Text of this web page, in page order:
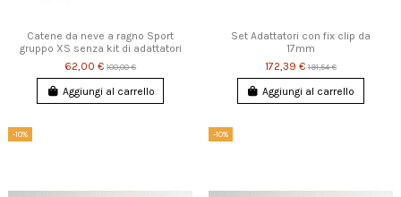
Catene da neve a ragno Sport
gruppo XS senza kit di adattatori
62,00 €100,00 €
Aggiungi al carrello
Set Adattatori con fix clip da
17mm
172,39 €191,54 €
Aggiungi al carrello
-10% -10%